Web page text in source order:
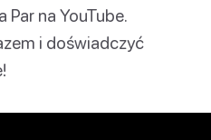
Par na YouTube.
i doświadczyć